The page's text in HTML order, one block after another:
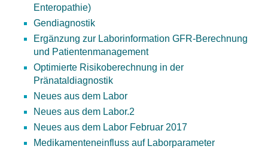
Enteropathie)
Gendiagnostik
Ergänzung zur Laborinformation GFR-Berechnung
und Patientenmanagement
Optimierte Risikoberechnung in der
Pränataldiagnostik
Neues aus dem Labor
Neues aus dem Labor.2
Neues aus dem Labor Februar 2017
Medikamenteneinfluss auf Laborparameter